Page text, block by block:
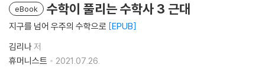
eBook 수학이 풀리는 수학사 3 근대
지구를 넘어 우주의 수학으로 EPUB
김리나저
휴머니스트
2021.07.26.